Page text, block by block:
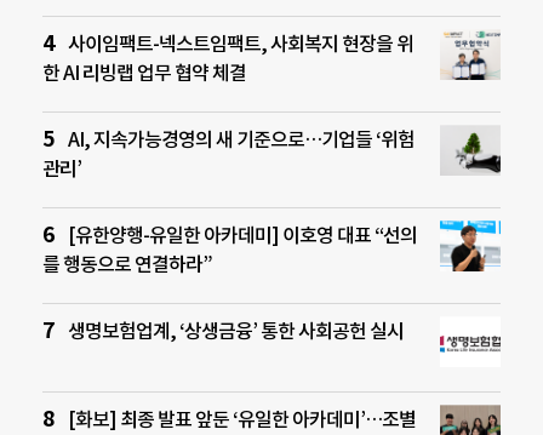
사이임팩트-넥스트임팩트, 사회복지 현장을 위
한 AI 리빙랩 업무 협약 체결
AI, 지속가능경영의 새 기준으로…기업들 ‘위험
관리’
[유한양행-유일한 아카데미] 이호영 대표 “선의
를 행동으로 연결하라”
생명보험업계, ‘상생금융’ 통한 사회공헌 실시
[화보] 최종 발표 앞둔 ‘유일한 아카데미’…조별